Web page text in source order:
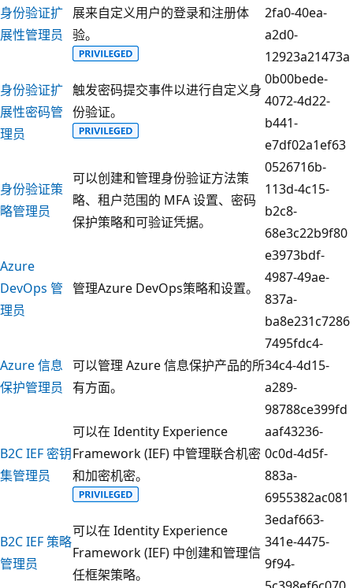
身份验证扩
展性管理员
展来自定义用户的登录和注册体
验。
2fa0-40ea-
a2d0-
12923a21473a
身份验证扩
展性密码管
理员
触发密码提交事件以进行自定义身
份验证。
0b00bede-
4072-4d22-
b441-
e7df02a1ef63
身份验证策
略管理员
可以创建和管理身份验证方法策
略、租户范围的 MFA 设置、密码
保护策略和可验证凭据。
0526716b-
113d-4c15-
b2c8-
68e3c22b9f80
Azure
DevOps 管
理员
管理Azure DevOps策略和设置。
e3973bdf-
4987-49ae-
837a-
ba8e231c7286
Azure 信息
保护管理员
可以管理 Azure 信息保护产品的所
有方面。
7495fdc4-
34c4-4d15-
a289-
98788ce399fd
B2C IEF 密钥
集管理员
可以在 Identity Experience
Framework (IEF) 中管理联合机密
和加密机密。
aaf43236-
0c0d-4d5f-
883a-
6955382ac081
B2C IEF 策略
管理员
可以在 Identity Experience
Framework (IEF) 中创建和管理信
任框架策略。
3edaf663-
341e-4475-
9f94-